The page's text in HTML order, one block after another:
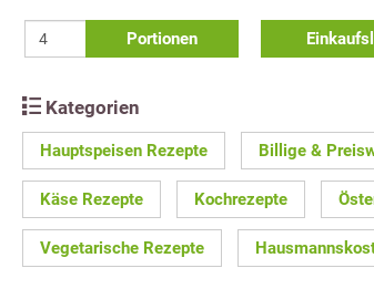
Portionen
Kategorien
Hauptspeisen Rezepte Billige &
Käse Rezepte Kochrezepte
Vegetarische Rezepte